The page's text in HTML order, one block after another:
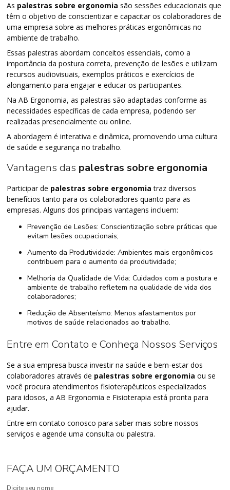
As palestras sobre ergonomia são sessões educacionais que
têm o objetivo de conscientizar e capacitar os colaboradores de
uma empresa sobre as melhores práticas ergonômicas no
ambiente de trabalho.
Essas palestras abordam conceitos essenciais, como a
importância da postura correta, prevenção de lesões e utilizam
recursos audiovisuais, exemplos práticos e exercícios de
alongamento para engajar e educar os participantes.
Na AB Ergonomia, as palestras são adaptadas conforme as
necessidades específicas de cada empresa, podendo ser
realizadas presencialmente ou online.
A abordagem é interativa e dinâmica, promovendo uma cultura
de saúde e segurança no trabalho.
Vantagens das palestras sobre ergonomia
Participar de palestras sobre ergonomia traz diversos
benefícios tanto para os colaboradores quanto para as
empresas. Alguns dos principais vantagens incluem:
Prevenção de Lesões: Conscientização sobre práticas que
evitam lesões ocupacionais;
Aumento da Produtividade: Ambientes mais ergonômicos
contribuem para o aumento da produtividade;
Melhoria da Qualidade de Vida: Cuidados com a postura e
ambiente de trabalho refletem na qualidade de vida dos
colaboradores;
Redução de Absenteísmo: Menos afastamentos por
motivos de saúde relacionados ao trabalho.
Entre em Contato e Conheça Nossos Serviços
Se a sua empresa busca investir na saúde e bem-estar dos
colaboradores através de palestras sobre ergonomia ou se
você procura atendimentos fisioterapêuticos especializados
para idosos, a AB Ergonomia e Fisioterapia está pronta para
ajudar.
Entre em contato conosco para saber mais sobre nossos
serviços e agende uma consulta ou palestra.
FAÇA UM ORÇAMENTO
Digite seu nome